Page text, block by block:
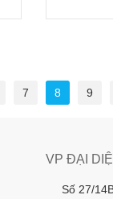
7 8 9
VP ĐẠI
Số 27/